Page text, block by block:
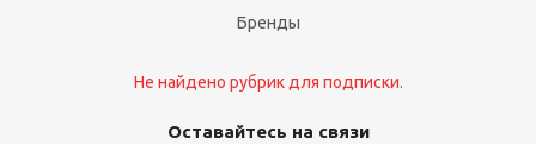
Бренды
Не найдено рубрик для подписки.
Оставайтесь на связи